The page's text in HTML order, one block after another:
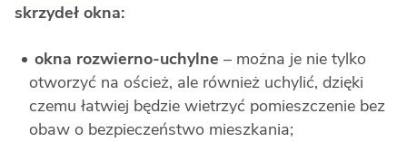
skrzydeł okna:
okna rozwierno-uchylne – można je nie tylko
otworzyć na oścież, ale również uchylić, dzięki
czemu łatwiej będzie wietrzyć pomieszczenie bez
obaw o bezpieczeństwo mieszkania;